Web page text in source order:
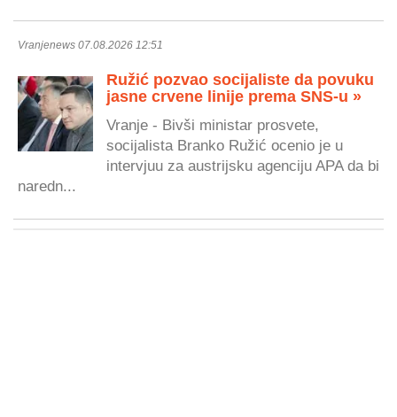
Vranjenews 07.08.2026 12:51
Ružić pozvao socijaliste da povuku
jasne crvene linije prema SNS-u »
Vranje - Bivši ministar prosvete,
socijalista Branko Ružić ocenio je u
intervjuu za austrijsku agenciju APA da bi
naredn...